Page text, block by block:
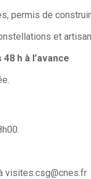
permis de
et
h à l’avance
visites.csg@cnes.fr